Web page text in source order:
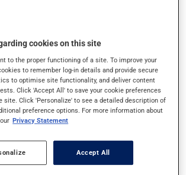
peut réagir différemment à un
croyez que ce produit est la cause
vous incommode, qu'il soit
Ils peuvent vous aider à
traitement en est effectivement la
vous aider à bien gérer la situation.
des médicaments, vous devriez
à la température ambiante.
cookies on this site
to the proper functioning of a site. To improve your
to remember log-in details and provide secure
to optimise site functionality, and deliver content
Click 'Accept All' to save your cookie preferences
site. Click 'Personalize' to see a detailed description of
preference options. For more information about
Privacy Statement
Accept All